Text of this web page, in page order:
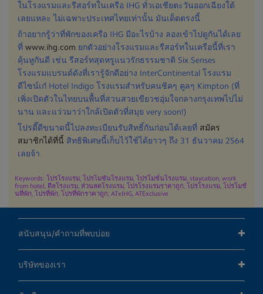
ในโรงแรมและรีสอร์ทในเครือ IHG ทั่วเอเชียตะวันออกเฉียงใต้
เลยแหละ ไม่เฉพาะประเทศไทยเท่านั้น มันเด็ดตรงนี้
ถ้าอยากรู้ว่าที่พักของเครือ IHG มีอะไรบ้าง ลองเข้าไปดูกันได้เลย
ที่ www.ihg.com ยกตัวอย่างโรงแรมและรีสอร์ทในเครือนี้ที่เรา
คุ้นหูกันดี เช่น รีสอร์ทสุดหรูแนวรักธรรมชาติ Six Senses
โรงแรมแบรนด์ดังที่เรารู้จักดีอย่าง InterContinental โรงแรม
ดีไซน์เก๋ Hotel Indigo โรงแรมสำหรับคนชิคๆ คูลๆ Kimpton (ที่
เพิ่งเปิดตัวในไทยบนพื้นที่สวนสวยเขียวชอุ่มใจกลางกรุงเทพไปไม่
นาน และแว่วมาว่าใกล้เปิดตัวที่สมุย very soon!)
โปรดี๊ดีขนาดนี้ไปลงทะเบียนรับสิทธิ์กันก่อนได้เลยที่ สมัคร
สมาชิกได้ที่นี้ สิทธิพิเศษนี้เก็บไว้ใช้ได้ยาวๆ ถึง 31 ธันวาคม 2564
เลยจ้า
Keywords: โปรโรงแรม, โปรโมชันโรงแรม, โปรโมชั่นโรงแรม, staycation, work
from hotel, ดีลโรงแรม, ส่วนลดโรงแรม, โปรโรงแรมราคาถูก, โปรโรงแรม, โปรโมชั่
นที่พัก, โปรที่พัก, โปรที่พักราคาถูก, ATxIHG, ATExclusive
สนับสนุน/คำถามที่พบบ่อย
บริษัทของเรา